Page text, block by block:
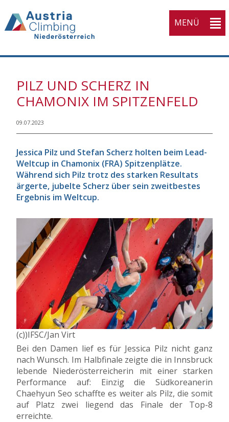
MENÜ
PILZ UND SCHERZ IN
CHAMONIX IM SPITZENFELD
09.07.2023
Jessica Pilz und Stefan Scherz holten beim Lead-
Weltcup in Chamonix (FRA) Spitzenplätze.
Während sich Pilz trotz des starken Resultats
ärgerte, jubelte Scherz über sein zweitbestes
Ergebnis im Weltcup.
(c))IFSC/Jan Virt
Bei den Damen lief es für Jessica Pilz nicht ganz
nach Wunsch. Im Halbfinale zeigte die in Innsbruck
lebende Niederösterreicherin mit einer starken
Performance auf: Einzig die Südkoreanerin
Chaehyun Seo schaffte es weiter als Pilz, die somit
auf Platz zwei liegend das Finale der Top-8
erreichte.